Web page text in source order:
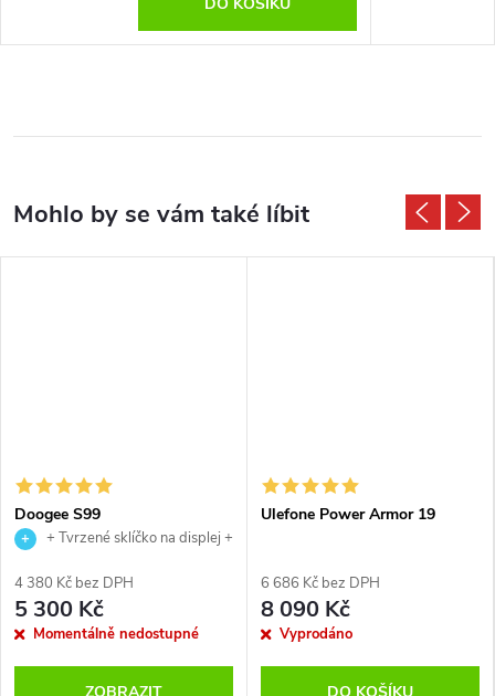
DO KOŠÍKU
Doogee S99
+ Tvrzené sklíčko na displej +
4 380 Kč bez DPH
5 300 Kč
Momentálně nedostupné
Ulefone Power Armor 19
6 686 Kč bez DPH
8 090 Kč
Vyprodáno